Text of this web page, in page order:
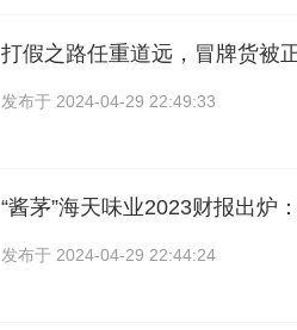
打假之路任重道远，冒牌货被
发布于 2024-04-29 22:49:33
“酱茅”海天味业2023财报出炉
发布于 2024-04-29 22:44:24